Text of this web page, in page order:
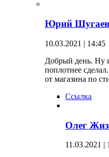
Юрий Шугаев
10.03.2021 | 14:45
Добрый день. Ну
поплотнее
от магазина по
Ссылка
Олег
11.03.2021 |